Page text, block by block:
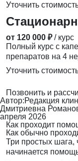
Уточнить
от 120 000 ₽ / курс
Полный курс с
препаратов на 4
Уточнить
Позвонить и
Автор:Редакция
Дмитриевна
апреля 2026
Как проходит
Как обычно
Три простых шага,
начинается